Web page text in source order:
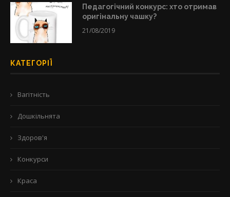
Педагогічний конкурс: хто отримав
оригінальну чашку?
21/08/2019
КАТЕГОРІЇ
Вагітність
Дошкільнята
Здоров'я
Конкурси
Краса